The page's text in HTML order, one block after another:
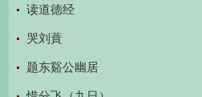
读道德经
哭刘蕡
题东谿公幽居